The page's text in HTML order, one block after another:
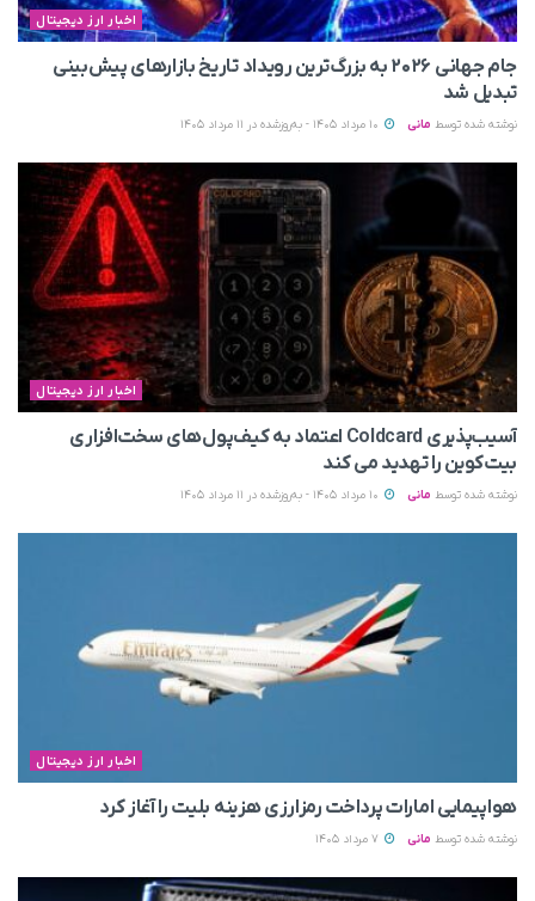
اخبار ارز دیجیتال
جام جهانی ۲۰۲۶ به بزرگ‌ترین رویداد تاریخ بازارهای پیش‌بینی
تبدیل شد
نوشته شده توسط مانی
اخبار ارز دیجیتال
آسیب‌پذیری Coldcard اعتماد به کیف‌پول‌های سخت‌افزاری
بیت‌کوین را تهدید می‌ کند
نوشته شده توسط مانی
اخبار ارز دیجیتال
هواپیمایی امارات پرداخت رمزارزی هزینه بلیت را آغاز کرد
نوشته شده توسط مانی